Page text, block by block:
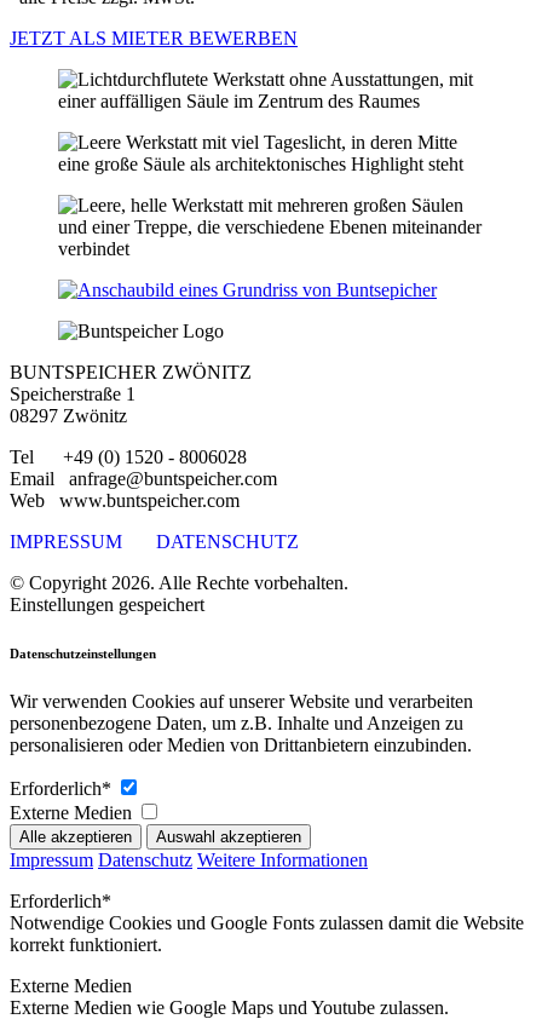
JETZT ALS MIETER BEWERBEN
BUNTSPEICHER ZWÖNITZ
Speicherstraße 1
08297 Zwönitz
Tel +49 (0) 1520 - 8006028
Email anfrage@buntspeicher.com
Web www.buntspeicher.com
IMPRESSUM
DATENSCHUTZ
© Copyright 2026. Alle Rechte vorbehalten.
Einstellungen gespeichert
Datenschutzeinstellungen
Wir verwenden Cookies auf unserer Website und verarbeiten
personenbezogene Daten, um z.B. Inhalte und Anzeigen zu
personalisieren oder Medien von Drittanbietern einzubinden.
Erforderlich*
Externe Medien
Impressum Datenschutz Weitere Informationen
Erforderlich*
Notwendige Cookies und Google Fonts zulassen damit die Website
korrekt funktioniert.
Externe Medien
Externe Medien wie Google Maps und Youtube zulassen.